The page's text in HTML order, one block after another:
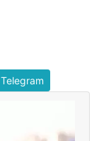
Telegram